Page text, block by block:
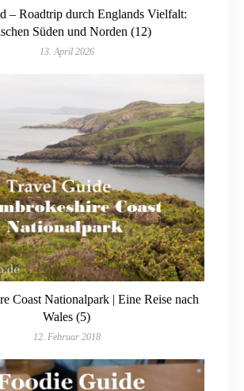
– Roadtrip durch Englands Vielfalt:
Süden und Norden (12)
13. April 2026
Coast Nationalpark | Eine Reise nach
Wales (5)
12. Februar 2018